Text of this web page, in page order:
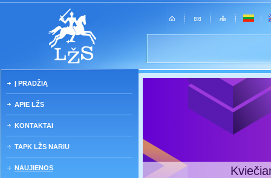
Į PRADŽIĄ
APIE LŽS
KONTAKTAI
TAPK LŽS NARIU
NAUJIENOS